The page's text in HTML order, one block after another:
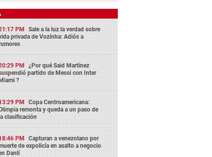
PM Sale a la luz la verdad sobre
privada de Vozinha: Adiós a
PM ¿Por qué Said Martínez
partido de Messi con Inter
?
PM Copa Centroamericana:
remonta y queda a un paso de
clasificación
PM Capturan a venezolano por
de expolicía en asalto a negocio
Danlí